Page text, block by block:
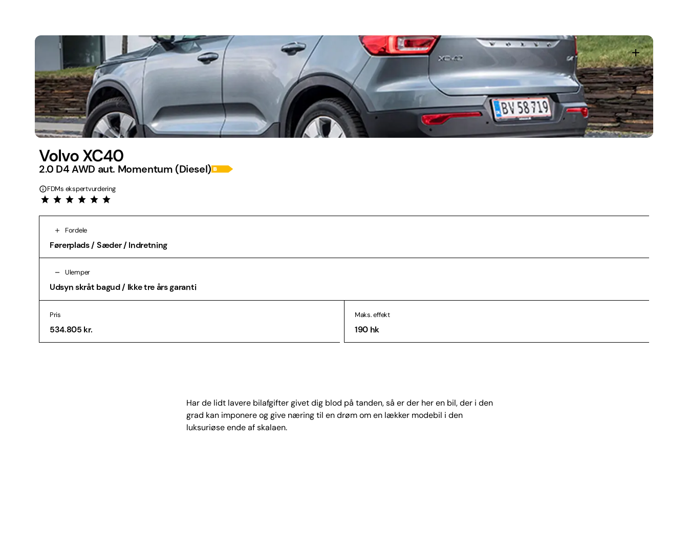
Volvo XC40
2.0 D4 AWD aut. Momentum (Diesel)
FDMs ekspertvurdering
Fordele
Førerplads / Sæder / Indretning
Ulemper
Udsyn skråt bagud / Ikke tre års garanti
Pris
534.805 kr.
Maks. effekt
190 hk
Har de lidt lavere bilafgifter givet dig blod på tanden, så er der her en bil, der i den
grad kan imponere og give næring til en drøm om en lækker modebil i den
luksuriøse ende af skalaen.